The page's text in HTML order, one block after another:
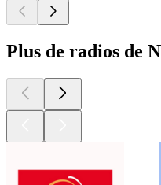
Plus de radios de